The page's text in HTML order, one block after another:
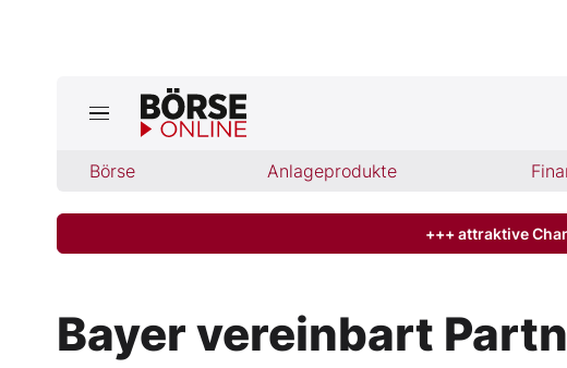
Börse Anlageprodukte
Jetzt aktuelle Ausgabe BÖRSE ONLINE lesen
Finanz-Check
+++ attraktive
Bayer vereinbart